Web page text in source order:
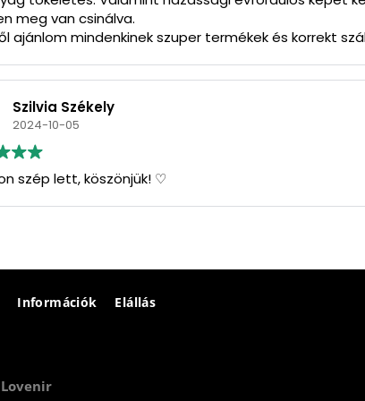
meg van csinálva.
ajánlom mindenkinek szuper termékek és korrekt
Szilvia Székely
2024-10-05
szép lett, köszönjük! ♡
Információk Elállás
Lovenir